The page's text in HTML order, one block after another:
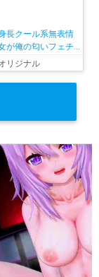
水宮枢
水鏡華
い
湊あくあ
牧場野みるる
乃葉雪乃
瑞娅
白銀ノエル
相園愛美
んじゅ
木咲
長クール系無表情
が俺の匂いフェチ
発覚したらもう――!
リジナル